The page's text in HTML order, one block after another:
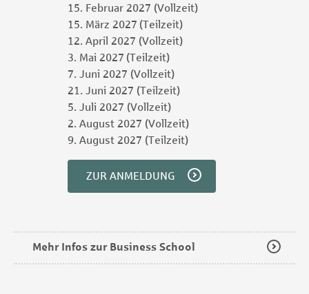
15. Februar 2027 (Vollzeit)
15. März 2027 (Teilzeit)
12. April 2027 (Vollzeit)
3. Mai 2027 (Teilzeit)
7. Juni 2027 (Vollzeit)
21. Juni 2027 (Teilzeit)
5. Juli 2027 (Vollzeit)
2. August 2027 (Vollzeit)
9. August 2027 (Teilzeit)
ZUR ANMELDUNG
Mehr Infos zur Business School